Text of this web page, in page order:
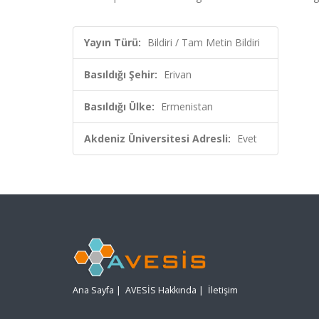
Yayın Türü: Bildiri / Tam Metin Bildiri
Basıldığı Şehir: Erivan
Basıldığı Ülke: Ermenistan
Akdeniz Üniversitesi Adresli: Evet
Ana Sayfa | AVESİS Hakkında | İletişim